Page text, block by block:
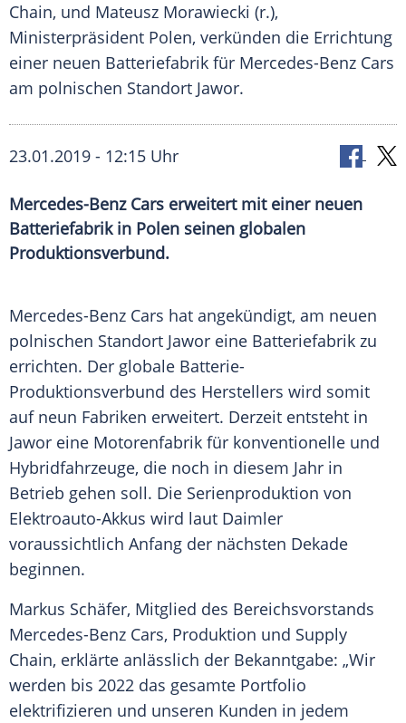
Chain, und Mateusz Morawiecki (r.),
Ministerpräsident Polen, verkünden die Errichtung
einer neuen Batteriefabrik für Mercedes-Benz Cars
am polnischen Standort Jawor.
23.01.2019 - 12:15 Uhr
Mercedes-Benz Cars erweitert mit einer neuen
Batteriefabrik in Polen seinen globalen
Produktionsverbund.
Mercedes-Benz Cars hat angekündigt, am neuen
polnischen Standort Jawor eine Batteriefabrik zu
errichten. Der globale Batterie-
Produktionsverbund des Herstellers wird somit
auf neun Fabriken erweitert. Derzeit entsteht in
Jawor eine Motorenfabrik für konventionelle und
Hybridfahrzeuge, die noch in diesem Jahr in
Betrieb gehen soll. Die Serienproduktion von
Elektroauto-Akkus wird laut Daimler
voraussichtlich Anfang der nächsten Dekade
beginnen.
Markus Schäfer, Mitglied des Bereichsvorstands
Mercedes-Benz Cars, Produktion und Supply
Chain, erklärte anlässlich der Bekanntgabe: „Wir
werden bis 2022 das gesamte Portfolio
elektrifizieren und unseren Kunden in jedem